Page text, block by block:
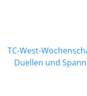
TC-West-
Duellen und